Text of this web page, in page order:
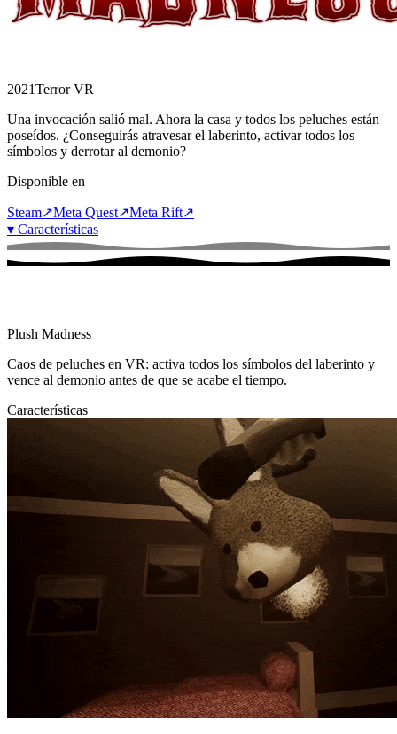
2021Terror VR
Una invocación salió mal. Ahora la casa y todos los peluches están
poseídos. ¿Conseguirás atravesar el laberinto, activar todos los
símbolos y derrotar al demonio?
Disponible en
Steam↗Meta Quest↗Meta Rift↗
▾ Características
Plush Madness
Caos de peluches en VR: activa todos los símbolos del laberinto y
vence al demonio antes de que se acabe el tiempo.
Características